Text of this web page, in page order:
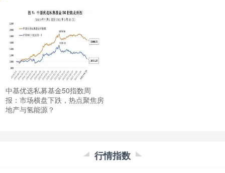
中基优选私募基金50指数周
报：市场横盘下跌，热点聚焦房
地产与氢能源？
行情指数